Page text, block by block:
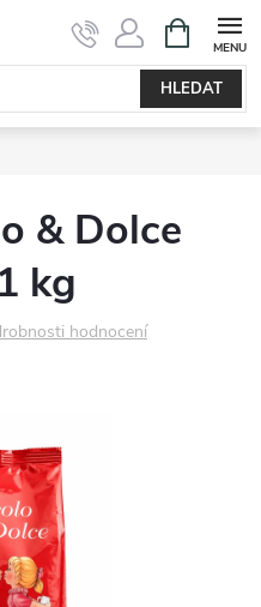
HLEDAT
NÁKUPNÍ
KOŠÍK
& Dolce
kg
hodnocení